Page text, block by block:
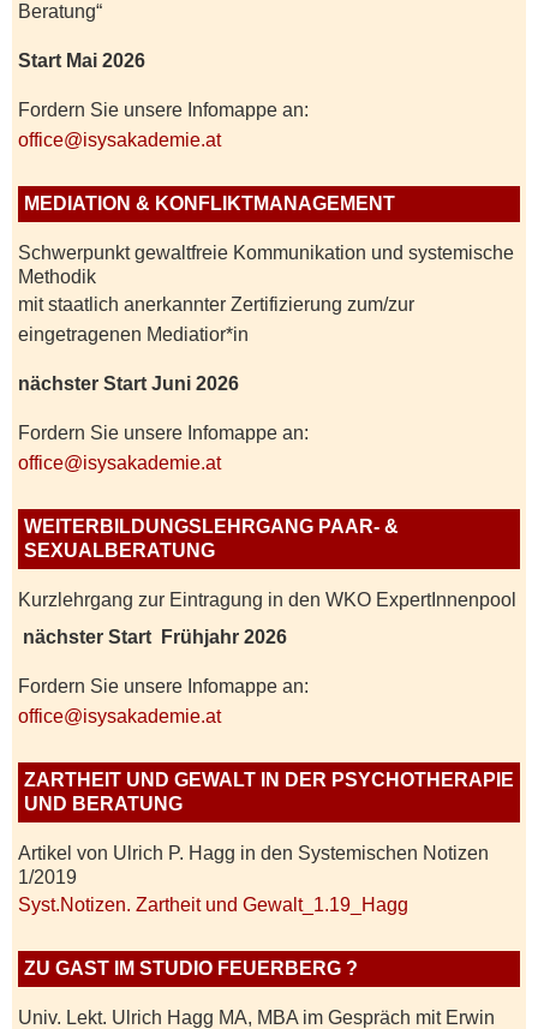
Beratung“
Start Mai 2026
Fordern Sie unsere Infomappe an:
office@isysakademie.at
MEDIATION & KONFLIKTMANAGEMENT
Schwerpunkt gewaltfreie Kommunikation und systemische
Methodik
mit staatlich anerkannter Zertifizierung zum/zur
eingetragenen Mediatior*in
nächster Start Juni 2026
Fordern Sie unsere Infomappe an:
office@isysakademie.at
WEITERBILDUNGSLEHRGANG PAAR- &
SEXUALBERATUNG
Kurzlehrgang zur Eintragung in den WKO ExpertInnenpool
nächster Start Frühjahr 2026
Fordern Sie unsere Infomappe an:
office@isysakademie.at
ZARTHEIT UND GEWALT IN DER PSYCHOTHERAPIE
UND BERATUNG
Artikel von Ulrich P. Hagg in den Systemischen Notizen
1/2019
Syst.Notizen. Zartheit und Gewalt_1.19_Hagg
ZU GAST IM STUDIO FEUERBERG ?
Univ. Lekt. Ulrich Hagg MA, MBA im Gespräch mit Erwin